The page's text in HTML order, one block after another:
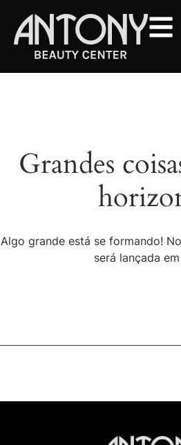
Grandes
Algo grande está se formando!
será lançada